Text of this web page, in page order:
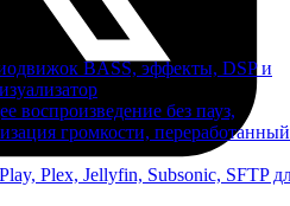
BASS, эффекты, DSP и
воспроизведение без пауз,
громкости, переработанный
Plex, Jellyfin, Subsonic, SFTP